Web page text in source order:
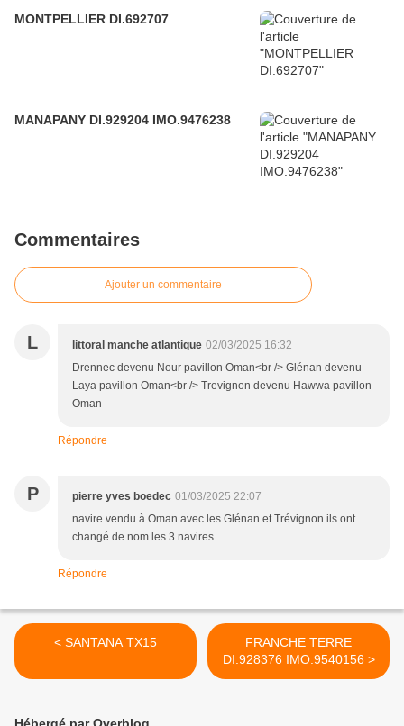
MONTPELLIER DI.692707
MANAPANY DI.929204 IMO.9476238
Commentaires
Ajouter un commentaire
L littoral manche atlantique 02/03/2025 16:32
Drennec devenu Nour pavillon Oman<br /> Glénan devenu
Laya pavillon Oman<br /> Trevignon devenu Hawwa pavillon
Oman
Répondre
P pierre yves boedec 01/03/2025 22:07
navire vendu à Oman avec les Glénan et Trévignon ils ont
changé de nom les 3 navires
Répondre
< SANTANA TX15
FRANCHE TERRE
DI.928376 IMO.9540156 >